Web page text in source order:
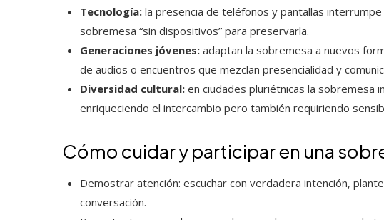
Tecnología: la presencia de teléfonos y pantallas
sobremesa “sin dispositivos” para preservarla.
Generaciones jóvenes: adaptan la sobremesa a nuevos
de audios o encuentros que mezclan presencialidad y
Diversidad cultural: en ciudades pluriétnicas la sobremesa
enriqueciendo el intercambio pero también requiriendo
Cómo cuidar y participar en una
Demostrar atención: escuchar con verdadera intención,
conversación.